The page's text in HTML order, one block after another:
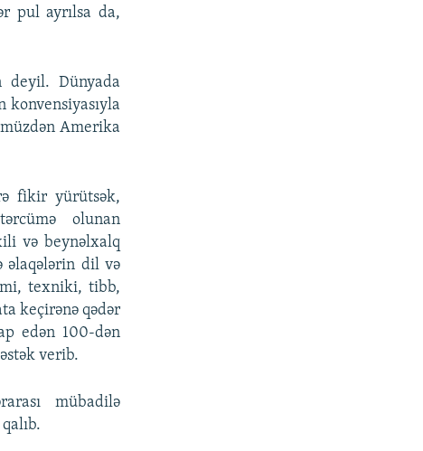
pul ayrılsa da,
deyil. Dünyada
konvensiyasıyla
Amerika
fikir yürütsək,
olunan
və beynəlxalq
əlaqələrin dil və
texniki, tibb,
keçirənə qədər
edən 100-dən
verib.
mübadilə